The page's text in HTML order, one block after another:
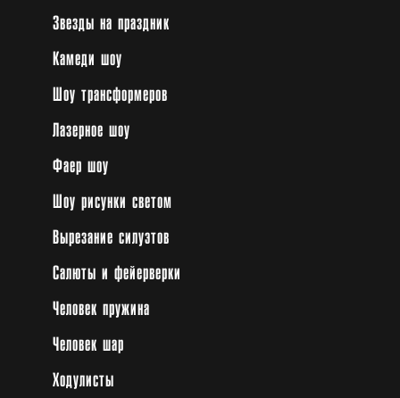
Звезды на праздник
Камеди шоу
Шоу трансформеров
Лазерное шоу
Фаер шоу
Шоу рисунки светом
Вырезание силуэтов
Салюты и фейерверки
Человек пружина
Человек шар
Ходулисты